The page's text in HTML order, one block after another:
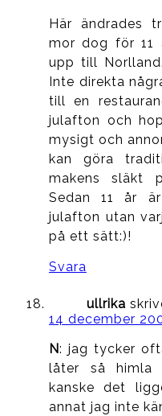
Här ändrades
mor dog för 11
upp till
Inte direkta
till en
julafton och
mysigt och
kan göra
makens släkt
Sedan 11 år
julafton utan
på ett sätt:)!
Svara
ullrika
14 december
N: jag tycker
låter så himla
kanske det
annat jag inte